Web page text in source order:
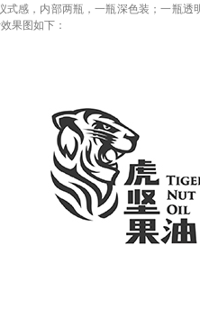
式感，内部两瓶，一瓶深色装；一瓶
果图如下：